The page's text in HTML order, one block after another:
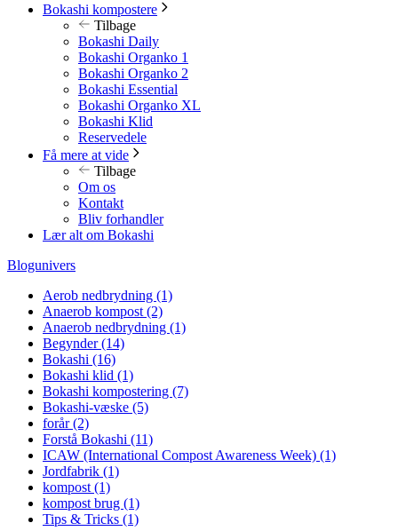
Bokashi kompostere
Tilbage
Bokashi Daily
Bokashi Organko 1
Bokashi Organko 2
Bokashi Essential
Bokashi Organko XL
Bokashi Klid
Reservedele
Få mere at vide
Tilbage
Om os
Kontakt
Bliv forhandler
Lær alt om Bokashi
Blogunivers
Aerob nedbrydning (1)
Anaerob kompost (2)
Anaerob nedbrydning (1)
Begynder(14)
Bokashi (16)
Bokashi klid (1)
Bokashi kompostering (7)
Bokashi-væske (5)
forår(2)
Forstå Bokashi (11)
ICAW (International Compost Awareness Week) (1)
Jordfabrik (1)
kompost (1)
kompost brug (1)
Tips & Tricks (1)